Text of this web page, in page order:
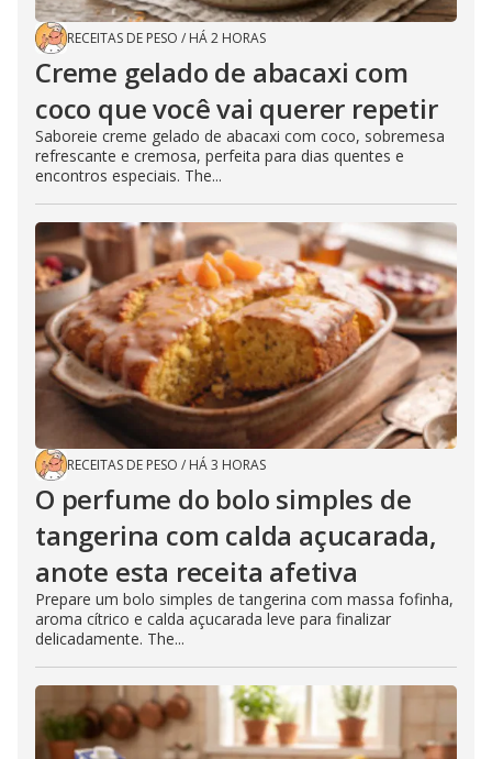
RECEITAS DE PESO / HÁ 2 HORAS
Creme gelado de abacaxi com
coco que você vai querer repetir
Saboreie creme gelado de abacaxi com coco, sobremesa
refrescante e cremosa, perfeita para dias quentes e
encontros especiais. The...
RECEITAS DE PESO / HÁ 3 HORAS
O perfume do bolo simples de
tangerina com calda açucarada,
anote esta receita afetiva
Prepare um bolo simples de tangerina com massa fofinha,
aroma cítrico e calda açucarada leve para finalizar
delicadamente. The...